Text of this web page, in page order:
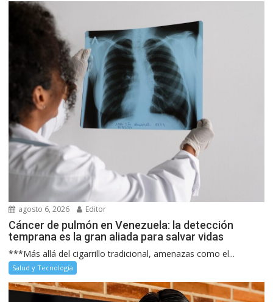
agosto 6, 2026 Editor
Cáncer de pulmón en Venezuela: la detección
temprana es la gran aliada para salvar vidas
***Más allá del cigarrillo tradicional, amenazas como el...
Salud y Tecnología